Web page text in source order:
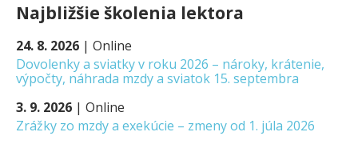
Najbližšie školenia lektora
24. 8. 2026 | Online
Dovolenky a sviatky v roku 2026 – nároky, krátenie,
výpočty, náhrada mzdy a sviatok 15. septembra
3. 9. 2026 | Online
Zrážky zo mzdy a exekúcie – zmeny od 1. júla 2026